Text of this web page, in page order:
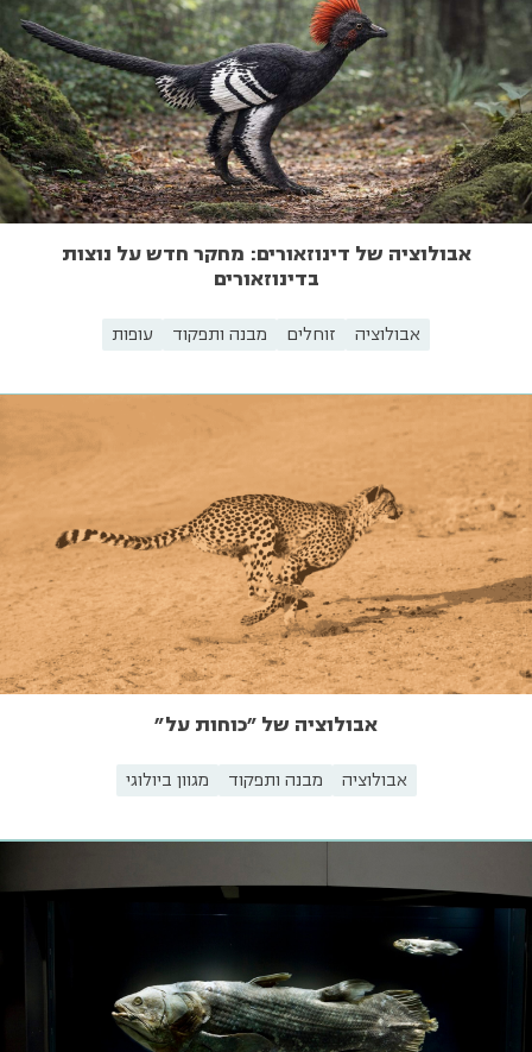
אבולוציה של דינוזאורים: מחקר חדש על נוצות
בדינוזאורים
אבולוציה זוחלים מבנה ותפקוד עופות
אבולוציה של "כוחות על"
אבולוציה מבנה ותפקוד מגוון ביולוגי